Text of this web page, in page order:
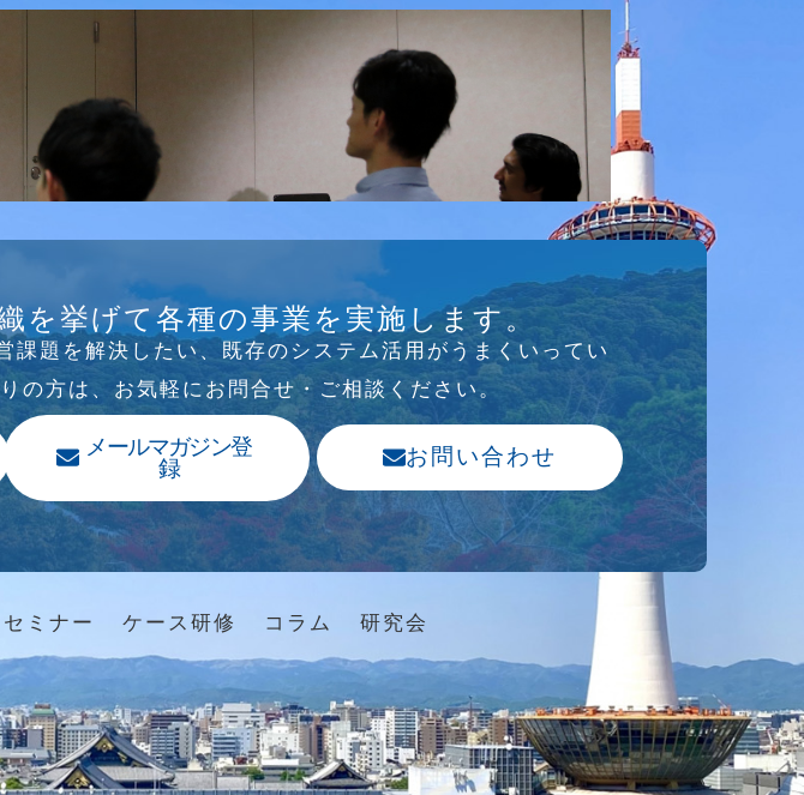
を挙げて各種の事業を実施します。
題を解決したい、既存のシステム活⽤がうまくいってい
⽅は、お気軽にお問合せ・ご相談ください。
メールマガジン登
録
お問い合わせ
セミナー ケース研修 コラム 研究会